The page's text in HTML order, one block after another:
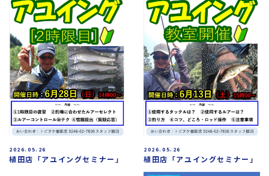
2026.05.26
植田店「アユイングセミナー」
2026.05.26
植田店「アユイングセミナー」